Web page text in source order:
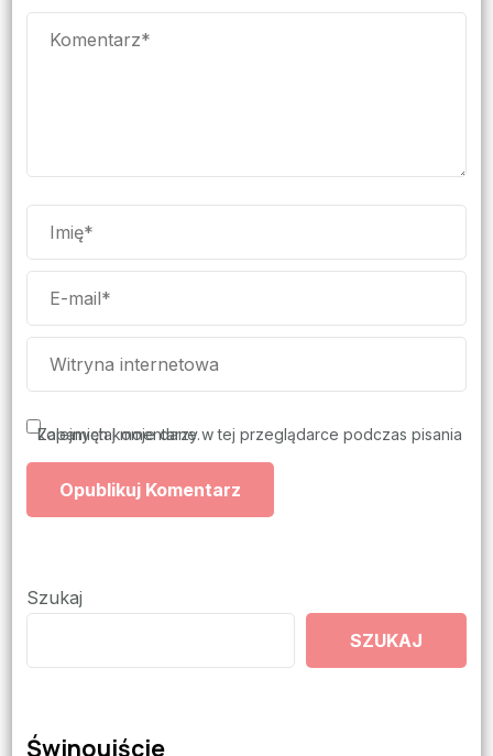
Zapamiętaj moje dane w tej przeglądarce podczas pisania kolejnych komentarzy.
Szukaj
SZUKAJ
Świnoujście